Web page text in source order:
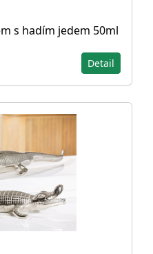
s hadím jedem 50ml
Detail